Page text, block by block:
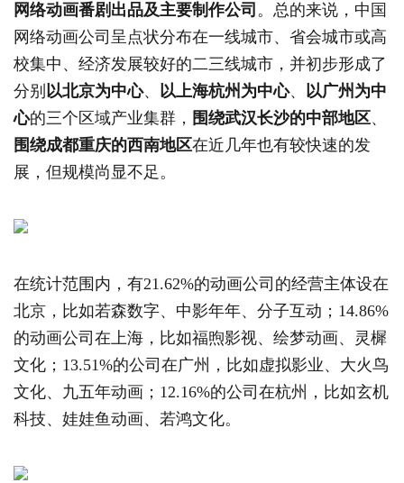
网络动画番剧出品及主要制作公司 。总的来说，中国
网络动画公司呈点状分布在一线城市、省会城市或高
校集中、经济发展较好的二三线城市，并初步形成了
分别 以北京为中心、 以上海杭州为中心、 以广州为中
心的三个区域产业集群， 围绕武汉长沙的中部地区、
围绕成都重庆的西南地区在近几年也有较快速的发
展，但规模尚显不足。
在统计范围内，有21.62%的动画公司的经营主体设在
北京，比如若森数字、中影年年、分子互动；14.86%
的动画公司在上海，比如福煦影视、绘梦动画、灵樨
文化；13.51%的公司在广州，比如虚拟影业、大火鸟
文化、九五年动画；12.16%的公司在杭州，比如玄机
科技、娃娃鱼动画、若鸿文化。